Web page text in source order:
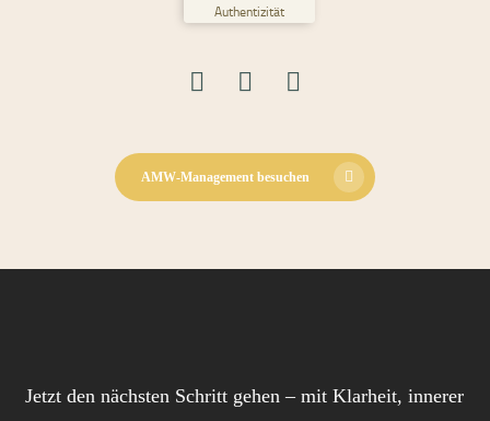
Authentizität
30
8
AMW-Management besuchen
Jetzt den nächsten Schritt gehen – mit Klarheit, innerer